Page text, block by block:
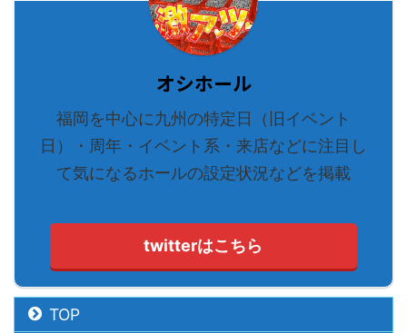
オシホール
福岡を中心に九州の特定日（旧イベント
日）・周年・イベント系・来店などに注目し
て気になるホールの設定状況などを掲載
twitterはこちら
TOP